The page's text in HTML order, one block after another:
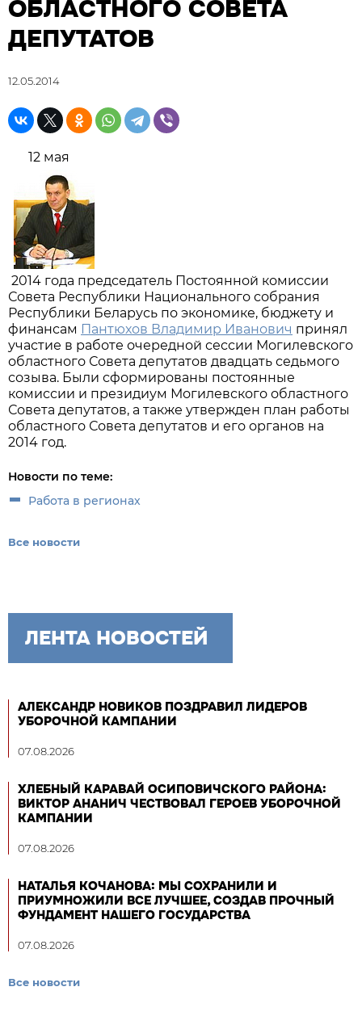
ОБЛАСТНОГО СОВЕТА
ДЕПУТАТОВ
12.05.2014
12 мая
2014 года председатель Постоянной комиссии
Совета Республики Национального собрания
Республики Беларусь по экономике, бюджету и
финансам Пантюхов Владимир Иванович принял
участие в работе очередной сессии Могилевского
областного Совета депутатов двадцать седьмого
созыва. Были сформированы постоянные
комиссии и президиум Могилевского областного
Совета депутатов, а также утвержден план работы
областного Совета депутатов и его органов на
2014 год.
Новости по теме:
Работа в регионах
Все новости
ЛЕНТА НОВОСТЕЙ
АЛЕКСАНДР НОВИКОВ ПОЗДРАВИЛ ЛИДЕРОВ
УБОРОЧНОЙ КАМПАНИИ
07.08.2026
ХЛЕБНЫЙ КАРАВАЙ ОСИПОВИЧСКОГО РАЙОНА:
ВИКТОР АНАНИЧ ЧЕСТВОВАЛ ГЕРОЕВ УБОРОЧНОЙ
КАМПАНИИ
07.08.2026
НАТАЛЬЯ КОЧАНОВА: МЫ СОХРАНИЛИ И
ПРИУМНОЖИЛИ ВСЕ ЛУЧШЕЕ, СОЗДАВ ПРОЧНЫЙ
ФУНДАМЕНТ НАШЕГО ГОСУДАРСТВА
07.08.2026
Все новости